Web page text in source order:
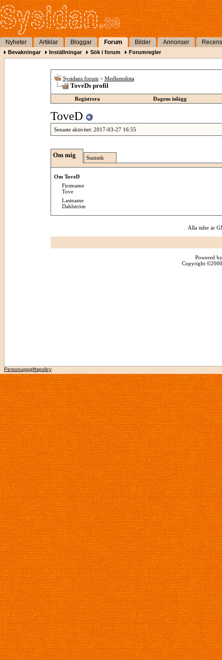
Nyheter Artiklar Bloggar Forum Bilder Annonser
Bevakningar Inställningar Sök i forum Forumregler
Sysidans forum > Medlemslista
ToveDs profil
Registrera Dagens inlägg
ToveD
Senaste aktivitet: 2017-03-27 16:55
Om mig Statistik
Om ToveD
Firstname
Tove
Lastname
Dahlström
Alla tider är
Powered
Copyright
Personuppgiftspolicy